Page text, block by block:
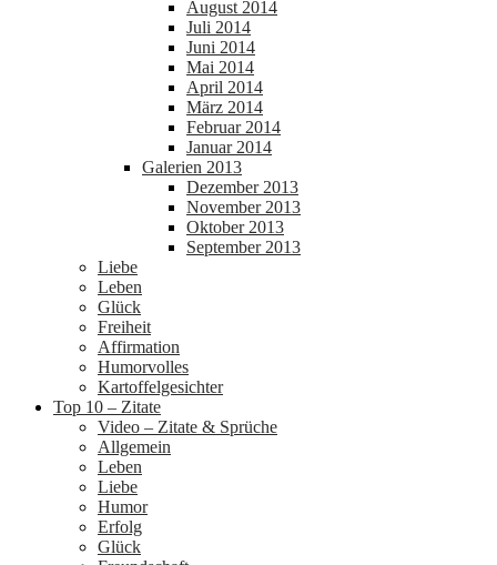
August 2014
Juli 2014
Juni 2014
Mai 2014
April 2014
März 2014
Februar 2014
Januar 2014
Galerien 2013
Dezember 2013
November 2013
Oktober 2013
September 2013
Liebe
Leben
Glück
Freiheit
Affirmation
Humorvolles
Kartoffelgesichter
Top 10 – Zitate
Video – Zitate & Sprüche
Allgemein
Leben
Liebe
Humor
Erfolg
Glück